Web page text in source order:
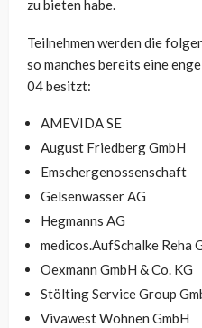
zu bieten habe.
Teilnehmen werden die
so manches bereits eine
04 besitzt:
AMEVIDA SE
August Friedberg GmbH
Emschergenossenschaft
Gelsenwasser AG
Hegmanns AG
medicos.AufSchalke Reha
Oexmann GmbH & Co. KG
Stölting Service Group
Vivawest Wohnen GmbH